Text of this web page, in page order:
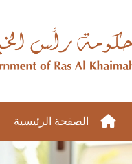
الصفحة الرئيسية